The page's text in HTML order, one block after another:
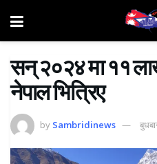
सन् २०२४ मा ११
नेपाल भित्रिए
by Sambridinews